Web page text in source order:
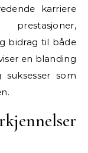
karriere
bidrag til både
en blanding
som